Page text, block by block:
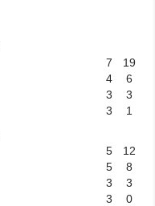
7
19
4
6
3
3
3
1
5
12
5
8
3
3
3
0